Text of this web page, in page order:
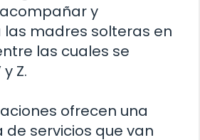
y
madres solteras en
las cuales se
Z.
ofrecen una
servicios que van